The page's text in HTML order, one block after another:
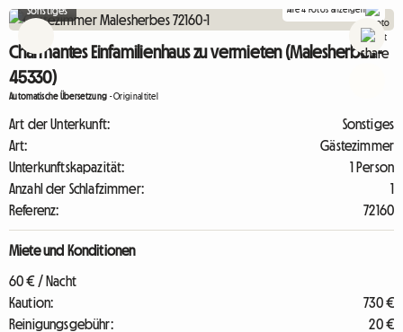
Sonstiges Alle 4 Fotos anzeigen
Charmantes Einfamilienhaus zu vermieten (Malesherbes -
45330)
Automatische Übersetzung -Originaltitel
Art der Unterkunft:
Sonstiges
Art:
Gästezimmer
Unterkunftskapazität:
1 Person
Anzahl der Schlafzimmer:
1
Referenz:
72160
Miete und Konditionen
60 € / Nacht
Kaution:
730 €
Reinigungsgebühr:
20 €